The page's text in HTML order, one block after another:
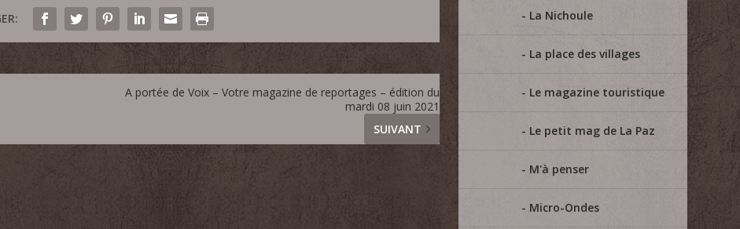
A portée de Voix – Votre magazine de reportages – édition du
mardi 08 juin 2021
SUIVANT
La Nichoule
La place des villages
Le magazine touristique
Le petit mag de La Paz
M'à penser
Micro-Ondes